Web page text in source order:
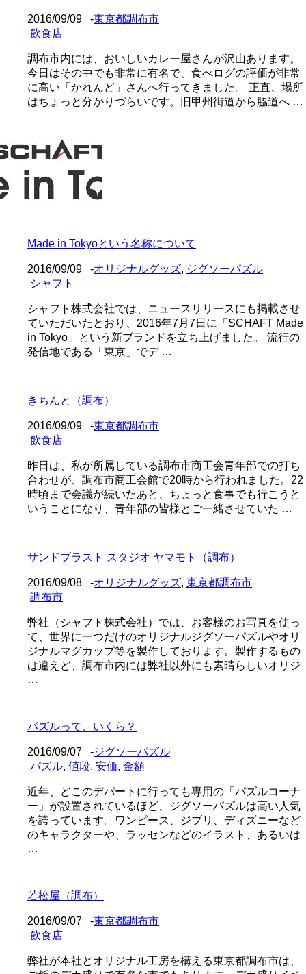
2016/09/09 -東京都調布市
飲食店
調布市内には、おいしいカレー屋さんが沢山あります。
今日はその中でも非常に有名で、食べログの評価が非常
に高い「かれんど」さんへ行ってきました。 正直、場所
はちょっと分かりづらいです。旧甲州街道から脇道へ …
Made in Tokyoという名称について
2016/09/09 -オリジナルグッズ, ジグソーパズル
シャフト
シャフト株式会社では、ニュースリリースにも掲載させ
ていただいたとおり、2016年7月7日に「SCHAFT Made
in Tokyo」という新ブランドを立ち上げました。 流行の
発信地である「東京」でデ …
きちんと（調布）
2016/09/09 -東京都調布市
飲食店
昨日は、私が所属している調布市商工会青年部での打ち
合わせが、調布市商工会館で20時から行われました。22
時頃まで会議が続いたあと、ちょっと食事でも行こうと
いうことになり、青年部の皆様とご一緒させていた …
サンドブラスト スタジオ ヤマモト（調布）
2016/09/08 -オリジナルグッズ, 東京都調布市
調布市
弊社（シャフト株式会社）では、お客様のお写真を使っ
て、世界に一つだけのオリジナルジグソーパズルやオリ
ジナルマグカップ等を製作しております。製作するもの
は違えど、調布市内には弊社以外にも素晴らしいオリジ
…
パズルって、いくら？
2016/09/07 -ジグソーパズル
パズル, 値段, 安価, 金額
近年、どこのデパートに行っても専用の「パズルコーナ
ー」が設置されているほど、ジグソーパズルは高い人気
を誇っています。ワンピース、ジブリ、ディズニーなど
のキャラクターや、ラッセンなどのイラスト、あるいは
…
若松屋（調布）
2016/09/07 -東京都調布市
飲食店
弊社が本社とオリジナル工房を構える東京都調布市は、